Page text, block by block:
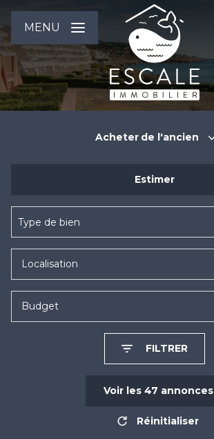
MENU
Acheter de l'ancien
De l'immo pro
Estimer
Type de bien
Budget
FILTRER
Voir les 47 annonces
Réinitialiser